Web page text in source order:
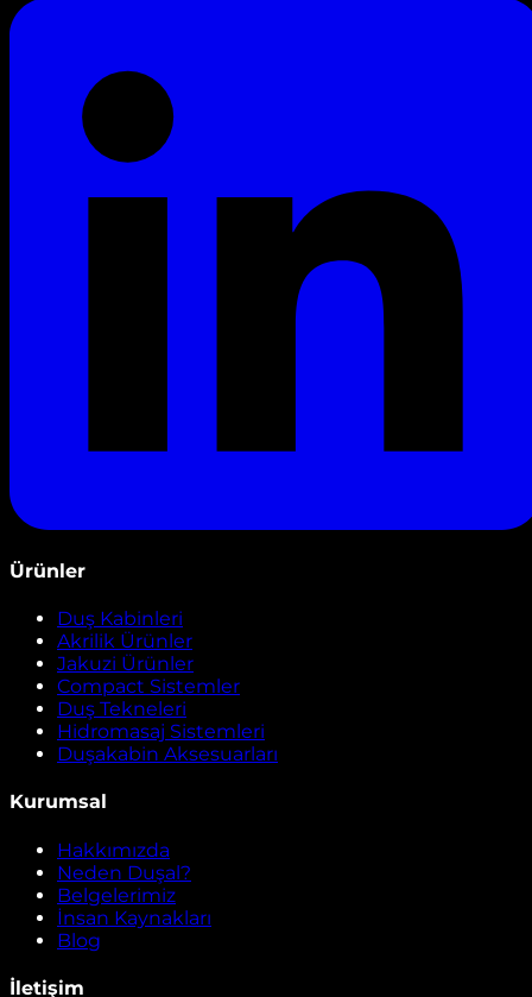
Ürünler
Duş Kabinleri
Akrilik Ürünler
Jakuzi Ürünler
Compact Sistemler
Duş Tekneleri
Hidromasaj Sistemleri
Duşakabin Aksesuarları
Kurumsal
Hakkımızda
Neden Duşal?
Belgelerimiz
İnsan Kaynakları
Blog
İletişim